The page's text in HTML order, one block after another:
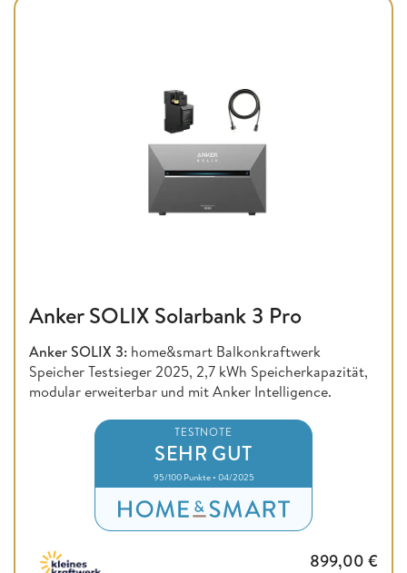
Anker SOLIX Solarbank 3 Pro
Anker SOLIX 3: home&smart Balkonkraftwerk
Speicher Testsieger 2025, 2,7 kWh Speicherkapazität,
modular erweiterbar und mit Anker Intelligence.
TESTNOTE
SEHR GUT
95/100 Punkte • 04/2025
899,00 €